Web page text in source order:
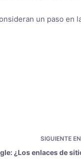
un paso
SIGUIENTE
¿Los enlaces de